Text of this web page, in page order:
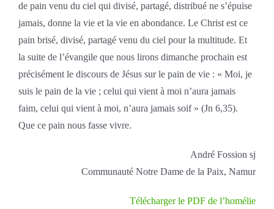
de pain venu du ciel qui divisé, partagé, distribué ne s’épuise
jamais, donne la vie et la vie en abondance. Le Christ est ce
pain brisé, divisé, partagé venu du ciel pour la multitude. Et
la suite de l’évangile que nous lirons dimanche prochain est
précisément le discours de Jésus sur le pain de vie : « Moi, je
suis le pain de la vie ; celui qui vient à moi n’aura jamais
faim, celui qui vient à moi, n’aura jamais soif » (Jn 6,35).
Que ce pain nous fasse vivre.
André Fossion sj
Communauté Notre Dame de la Paix, Namur
Télécharger le PDF de l’homélie